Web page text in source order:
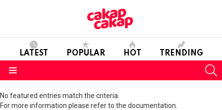
LATEST POPULAR HOT TRENDING
No featured entries match the criteria.
For more information please refer to the documentation.